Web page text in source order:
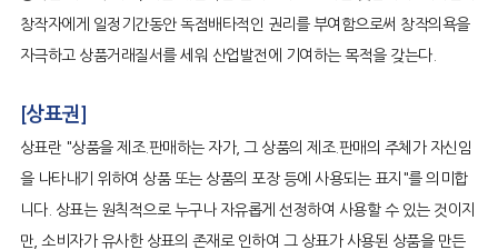
창작자에게 일정기간동안 독점배타적인 권리를 부여함으로써 창작의욕을
자극하고 상품거래질서를 세워 산업발전에 기여하는 목적을 갖는다.
[상표권]
상표란 "상품을 제조.판매하는 자가, 그 상품의 제조.판매의 주체가 자신임
을 나타내기 위하여 상품 또는 상품의 포장 등에 사용되는 표지"를 의미합
니다. 상표는 원칙적으로 누구나 자유롭게 선정하여 사용할 수 있는 것이지
만, 소비자가 유사한 상표의 존재로 인하여 그 상표가 사용된 상품을 만든